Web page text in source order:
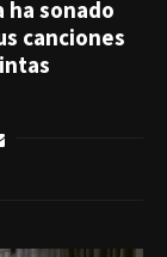
ha sonado
canciones